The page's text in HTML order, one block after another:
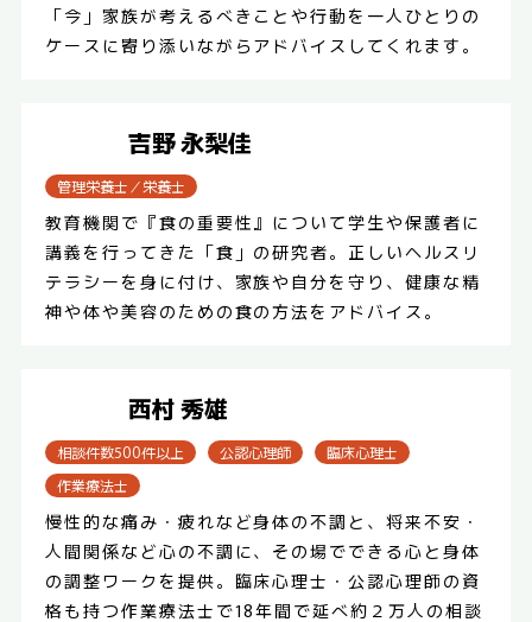
「今」家族が考えるべきことや行動を一人ひとりの
ケースに寄り添いながらアドバイスしてくれます。
吉野 永梨佳
管理栄養士／栄養士
教育機関で『食の重要性』について学生や保護者に
講義を行ってきた「食」の研究者。正しいヘルスリ
テラシーを身に付け、家族や自分を守り、健康な精
神や体や美容のための食の方法をアドバイス。
西村 秀雄
相談件数500件以上 公認心理師
臨床心理士
作業療法士
慢性的な痛み・疲れなど身体の不調と、将来不安・
人間関係など心の不調に、その場でできる心と身体
の調整ワークを提供。臨床心理士・公認心理師の資
格も持つ作業療法士で18年間で延べ約２万人の相談